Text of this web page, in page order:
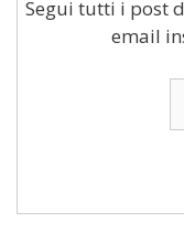
Segui tutti i post
email